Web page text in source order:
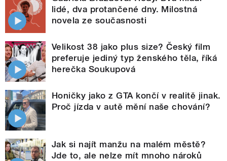
lidé, dva protančené dny. Milostná
novela ze současnosti
Velikost 38 jako plus size? Český film
preferuje jediný typ ženského těla, říká
herečka Soukupová
Honičky jako z GTA končí v realitě jinak.
Proč jízda v autě mění naše chování?
Jak si najít manžu na malém městě?
Jde to, ale nelze mít mnoho nároků